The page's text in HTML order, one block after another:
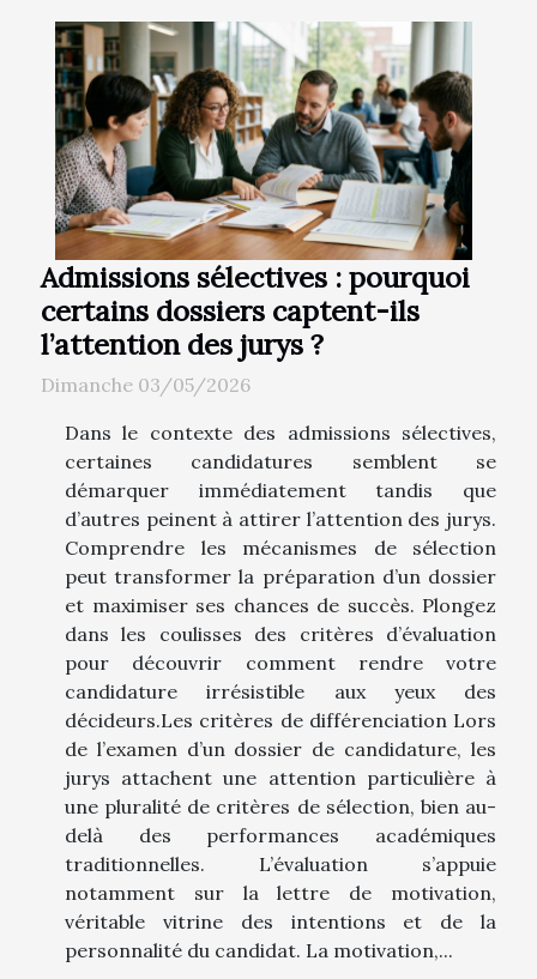
Admissions sélectives : pourquoi
certains dossiers captent-ils
l’attention des jurys ?
Dimanche 03/05/2026
Dans le contexte des admissions sélectives,
certaines candidatures semblent se
démarquer immédiatement tandis que
d’autres peinent à attirer l’attention des jurys.
Comprendre les mécanismes de sélection
peut transformer la préparation d’un dossier
et maximiser ses chances de succès. Plongez
dans les coulisses des critères d’évaluation
pour découvrir comment rendre votre
candidature irrésistible aux yeux des
décideurs.Les critères de différenciation Lors
de l’examen d’un dossier de candidature, les
jurys attachent une attention particulière à
une pluralité de critères de sélection, bien au-
delà des performances académiques
traditionnelles. L’évaluation s’appuie
notamment sur la lettre de motivation,
véritable vitrine des intentions et de la
personnalité du candidat. La motivation,...